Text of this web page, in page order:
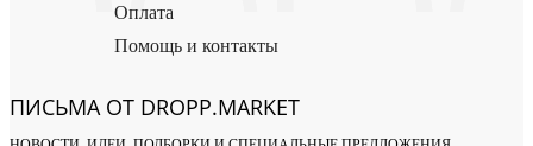
Оплата
Помощь и контакты
ПИСЬМА ОТ DROPP.MARKET